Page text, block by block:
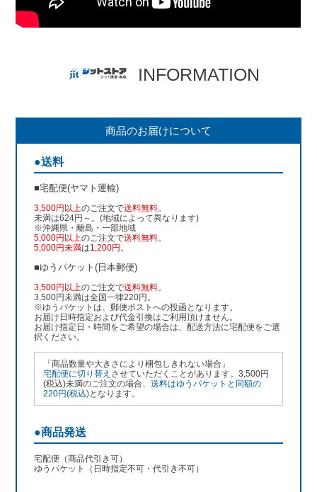
INFORMATION
商品のお届けについて
●送料
■宅配便(ヤマト運輸)
3,500円以上のご注文で送料無料。
未満は624円～。(地域によって異なります)
※沖縄県・離島・一部地域
5,000円以上のご注文で送料無料。
5,000円未満は1,200円 。
■ゆうパケット(日本郵便)
3,500円以上のご注文で送料無料。
3,500円未満は全国一律220円。
※ゆうパケットは、郵便ポストへの投函となります。
お届け日時指定および代金引換はご利用頂けません。
お届け指定日・時間をご希望の場合は、配送方法に宅配便をご選
択ください。
「商品数量や大きさにより梱包しきれない場合」
宅配便に切り替え させていただくことがあります。3,500円
(税込)未満のご注文の場合、送料はゆうパケットと同額の
220円(税込)となります。
●商品発送
宅配便（商品代引き可）
ゆうパケット（日時指定不可・代引き不可）